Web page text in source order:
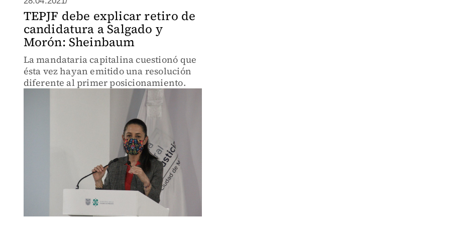
TEPJF debe explicar retiro de
candidatura a Salgado y
Morón: Sheinbaum
La mandataria capitalina cuestionó que
ésta vez hayan emitido una resolución
diferente al primer posicionamiento.